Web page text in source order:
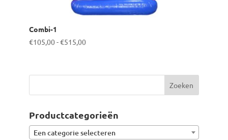
Combi-1
€105,00-€515,00Prijsklasse:
€515,00
Productcategorieën
Een categorie selecteren